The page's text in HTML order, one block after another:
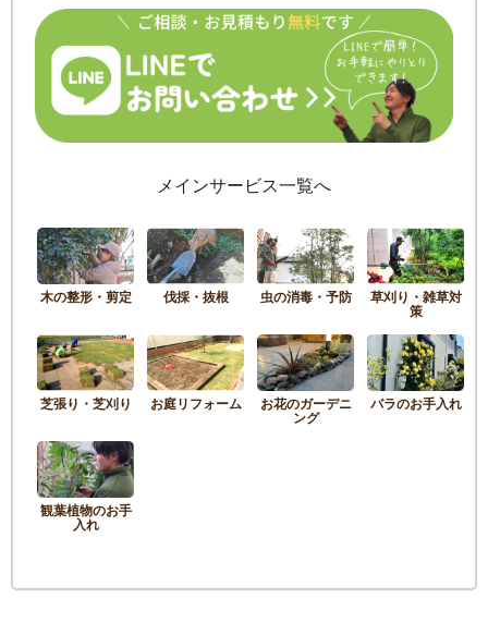
メインサービス一覧へ
木の整形・剪定 伐採・抜根 虫の消毒・予防 草刈り・雑草対
策
芝張り・芝刈り お庭リフォーム お花のガーデニ
ング
バラのお手入れ
観葉植物のお手
入れ